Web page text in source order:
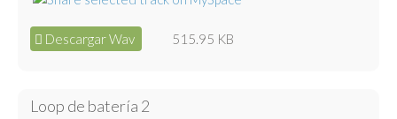
Descargar Wav 515.95 KB
Loop de batería 2